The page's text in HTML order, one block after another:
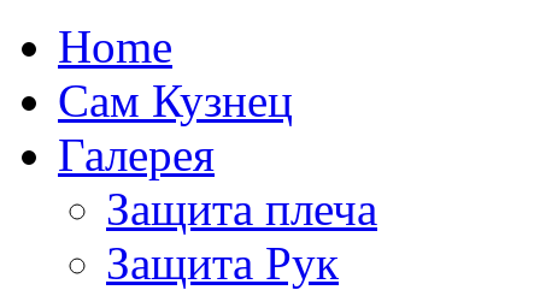
Home
Сам Кузнец
Галерея
Защита плеча
Защита Рук